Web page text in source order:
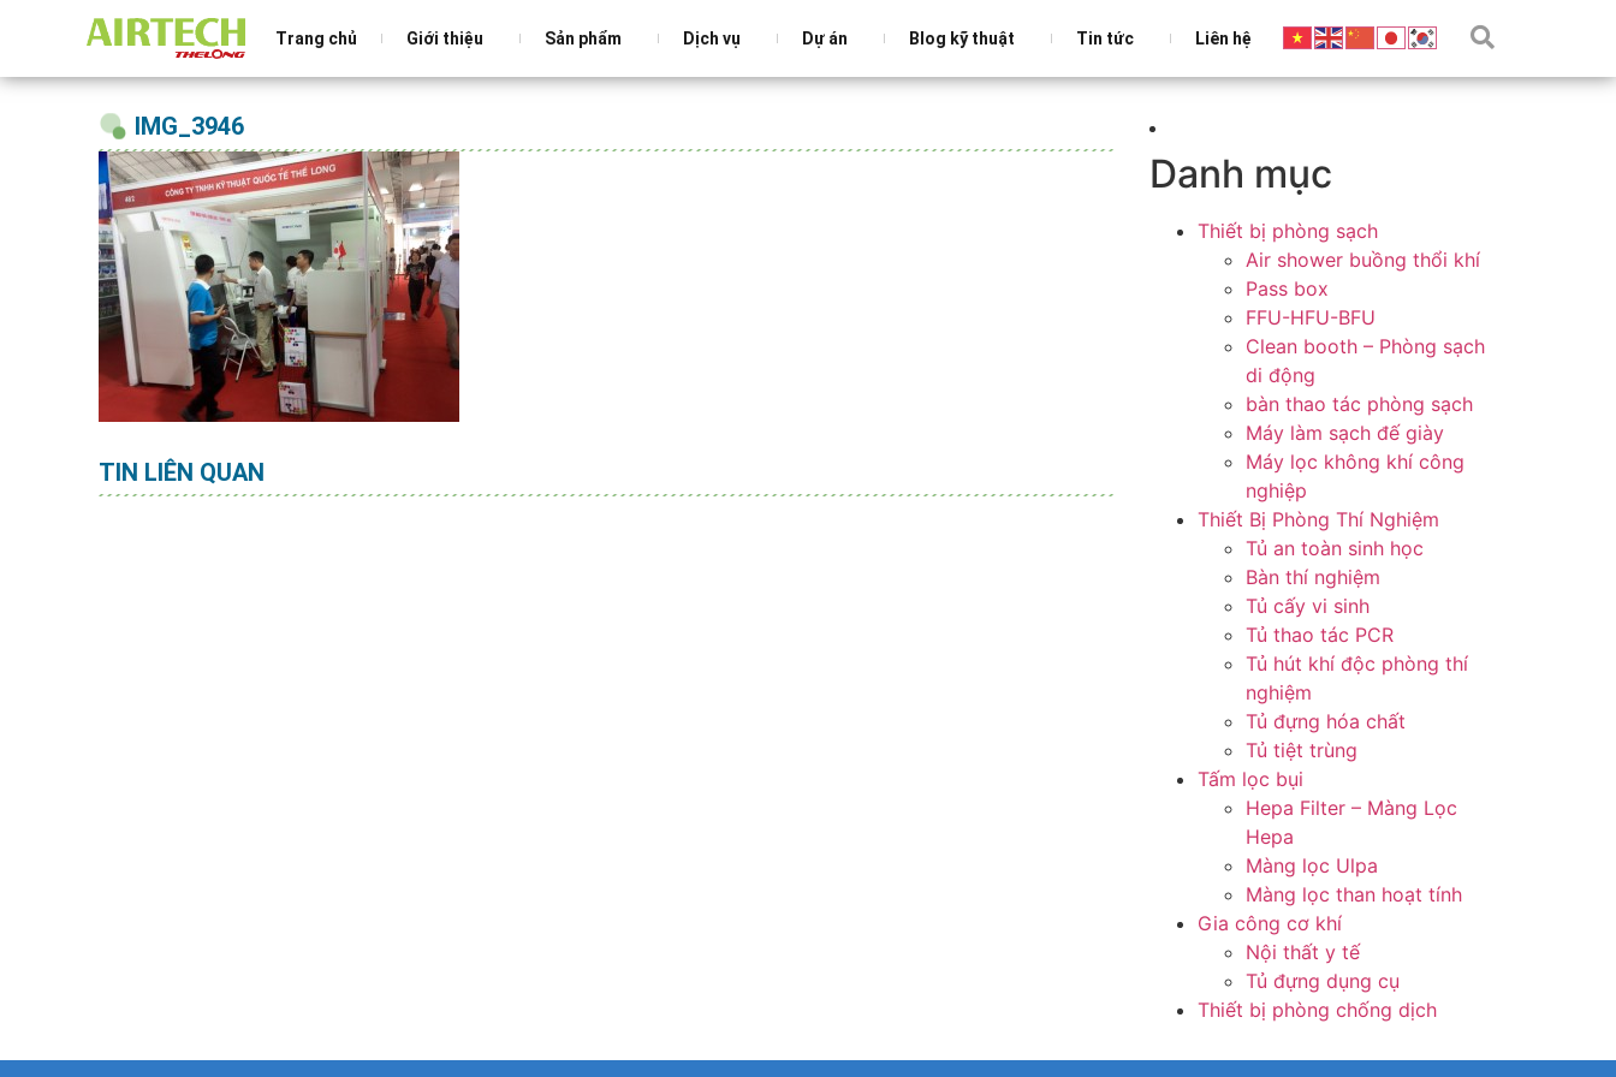
Trang chủ Giới thiệu Sản phẩm Dịch vụ Dự án Blog kỹ thuật Tin tức Liên hệ
IMG_3946
TIN LIÊN QUAN
Danh mục
Thiết bị phòng sạch
Air shower buồng thổi khí
Pass box
FFU-HFU-BFU
Clean booth – Phòng sạch
di động
bàn thao tác phòng sạch
Máy làm sạch đế giày
Máy lọc không khí công
nghiệp
Thiết Bị Phòng Thí Nghiệm
Tủ an toàn sinh học
Bàn thí nghiệm
Tủ cấy vi sinh
Tủ thao tác PCR
Tủ hút khí độc phòng thí
nghiệm
Tủ đựng hóa chất
Tủ tiệt trùng
Tấm lọc bụi
Hepa Filter – Màng Lọc
Hepa
Màng lọc Ulpa
Màng lọc than hoạt tính
Gia công cơ khí
Nội thất y tế
Tủ đựng dụng cụ
Thiết bị phòng chống dịch